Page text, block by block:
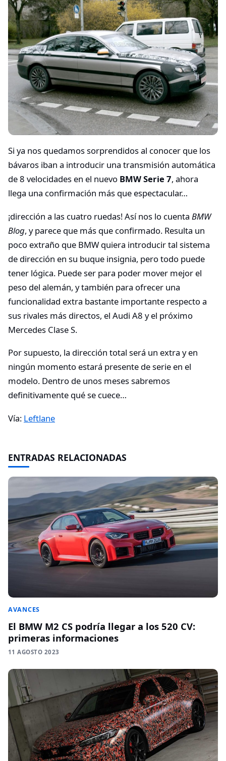
Si ya nos quedamos sorprendidos al conocer que los
bávaros iban a introducir una transmisión automática
de 8 velocidades en el nuevo BMW Serie 7, ahora
llega una confirmación más que espectacular…
¡dirección a las cuatro ruedas! Así nos lo cuenta BMW
Blog, y parece que más que confirmado. Resulta un
poco extraño que BMW quiera introducir tal sistema
de dirección en su buque insignia, pero todo puede
tener lógica. Puede ser para poder mover mejor el
peso del alemán, y también para ofrecer una
funcionalidad extra bastante importante respecto a
sus rivales más directos, el Audi A8 y el próximo
Mercedes Clase S.
Por supuesto, la dirección total será un extra y en
ningún momento estará presente de serie en el
modelo. Dentro de unos meses sabremos
definitivamente qué se cuece…
Vía: Leftlane
ENTRADAS RELACIONADAS
AVANCES
El BMW M2 CS podría llegar a los 520 CV:
primeras informaciones
11 AGOSTO 2023